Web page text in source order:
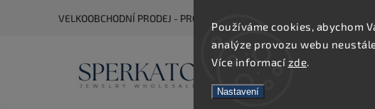
Používáme cookies, abychom
analýze provozu webu
Více informací zde.
Nastavení
VELKOOBCHODNÍ PRODEJ - PRO ZOBRAZENÍ CEN SE REGISTRUJTE